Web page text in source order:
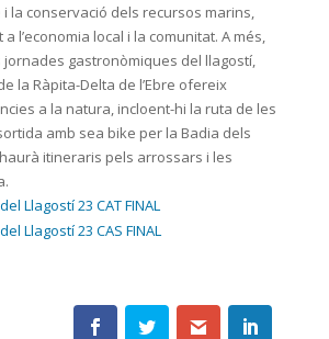
la conservació dels recursos marins,
l’economia local i la comunitat. A més,
jornades gastronòmiques del llagostí,
la Ràpita-Delta de l’Ebre ofereix
a la natura, incloent-hi la ruta de les
amb sea bike per la Badia dels
itineraris pels arrossars i les
Llagostí 23 CAT FINAL
Llagostí 23 CAS FINAL